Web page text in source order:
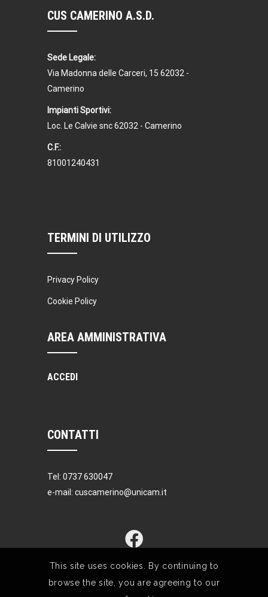
CUS CAMERINO A.S.D.
Sede Legale:
Via Madonna delle Carceri, 15 62032 -
Camerino
Impianti Sportivi:
Loc. Le Calvie snc 62032 - Camerino
C.F.:
81001240431
TERMINI DI UTILIZZO
Privacy Policy
Cookie Policy
AREA AMMINISTRATIVA
ACCEDI
CONTATTI
Tel: 0737 630047
e-mail: cuscamerino@unicam.it
This site uses cookies. By continuing to
browse the site, you are agreeing to our